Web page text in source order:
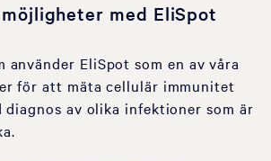
med EliSpot
EliSpot som en av våra
för att mäta cellulär immunitet
av olika infektioner som är